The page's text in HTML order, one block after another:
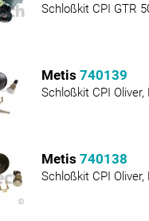
Schloßkit CPI GTR
Metis 740139
Schloßkit CPI Oliver,
Metis 740138
Schloßkit CPI Oliver,